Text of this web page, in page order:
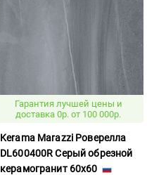
Гарантия лучшей цены и
доставка 0р. от 100 000р.
Kerama Marazzi Роверелла
DL600400R Серый обрезной
керамогранит 60x60